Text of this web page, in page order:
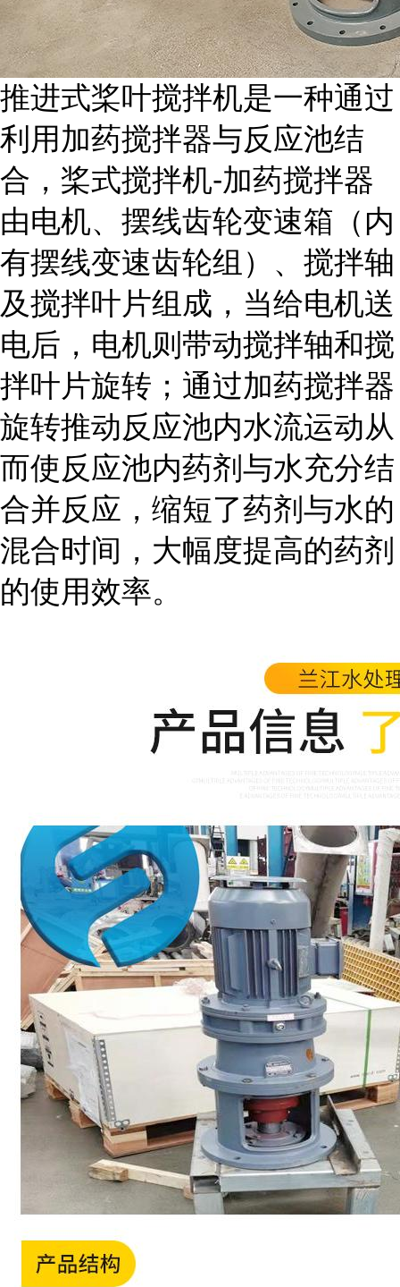
推进式桨叶搅拌机是一种通过
利用加药搅拌器与反应池结
合，桨式搅拌机-加药搅拌器
由电机、摆线齿轮变速箱（内
有摆线变速齿轮组）、搅拌轴
及搅拌叶片组成，当给电机送
电后，电机则带动搅拌轴和搅
拌叶片旋转；通过加药搅拌器
旋转推动反应池内水流运动从
而使反应池内药剂与水充分结
合并反应，缩短了药剂与水的
混合时间，大幅度提高的药剂
的使用效率。